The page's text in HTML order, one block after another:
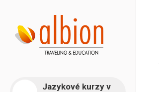
Jazykové kurzy v